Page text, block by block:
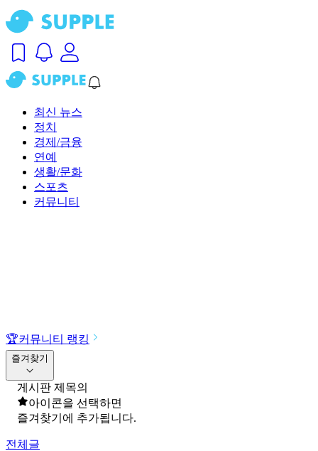
최신 뉴스
정치
경제/금융
연예
생활/문화
스포츠
커뮤니티
🏆커뮤니티 랭킹
즐겨찾기
게시판 제목의
아이콘을 선택하면
즐겨찾기에 추가됩니다.
전체글